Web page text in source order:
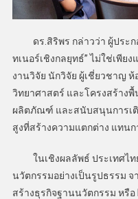
ดร.สิริพร กล่าวว่า ผู้ประกอ
ทเนอร์เชิงกลยุทธ์” ไม่ใช่เพีย
งานวิจัย นักวิจัย ผู้เชี่ยวชาญ
วิทยาศาสตร์ และโครงสร้าง
ผลิตภัณฑ์ และสนับสนุนการเ
สูงที่สร้างความแตกต่าง แทน
ในเชิงผลลัพธ์ ประเทศไทย
นวัตกรรมอย่างเป็นรูปธรรม จ
สร้างธุรกิจฐานนวัตกรรม หรือ